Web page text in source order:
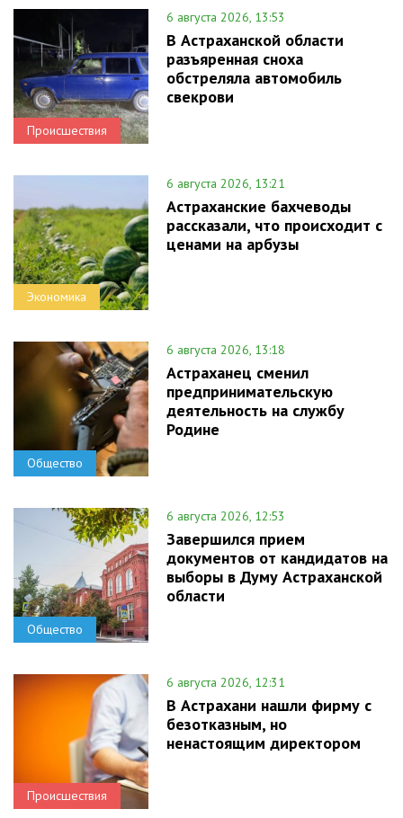
Происшествия
6 августа 2026, 13:53
В Астраханской области
разъяренная сноха
обстреляла автомобиль
свекрови
Экономика
6 августа 2026, 13:21
Астраханские бахчеводы
рассказали, что происходит с
ценами на арбузы
Общество
6 августа 2026, 13:18
Астраханец сменил
предпринимательскую
деятельность на службу
Родине
Общество
6 августа 2026, 12:53
Завершился прием
документов от кандидатов на
выборы в Думу Астраханской
области
Происшествия
6 августа 2026, 12:31
В Астрахани нашли фирму с
безотказным, но
ненастоящим директором